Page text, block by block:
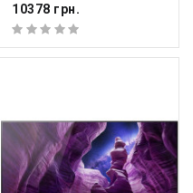
10378 грн.